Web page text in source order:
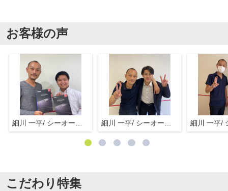
お客様の声
こだわり特集